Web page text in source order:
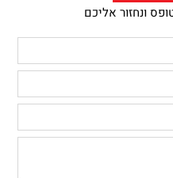
ונחזור אליכם